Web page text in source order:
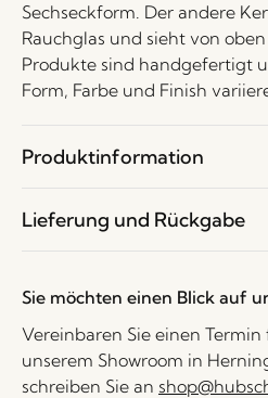
Sechseckform. Der andere
Rauchglas und sieht von
Produkte sind handgefertigt
Form, Farbe und Finish
Produktinformation
Lieferung und Rückgabe
Sie möchten einen Blick auf
Vereinbaren Sie einen
unserem Showroom in
schreiben Sie an